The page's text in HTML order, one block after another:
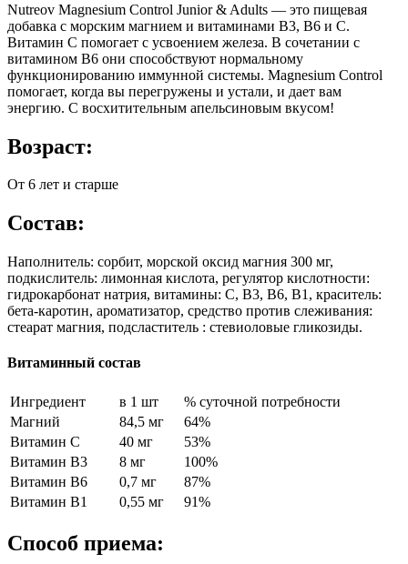
Nutreov Magnesium Control Junior & Adults — это пищевая
добавка с морским магнием и витаминами B3, B6 и C.
Витамин C помогает с усвоением железа. В сочетании с
витамином В6 они способствуют нормальному
функционированию иммунной системы. Magnesium Control
помогает, когда вы перегружены и устали, и дает вам
энергию. С восхитительным апельсиновым вкусом!
Возраст:
От 6 лет и старше
Состав:
Наполнитель: сорбит, морской оксид магния 300 мг,
подкислитель: лимонная кислота, регулятор кислотности:
гидрокарбонат натрия, витамины: С, В3, В6, В1, краситель:
бета-каротин, ароматизатор, средство против слеживания:
стеарат магния, подсластитель : стевиоловые гликозиды.
Витаминный состав
Ингредиент в 1 шт
% суточной потребности
Магний
84,5 мг
64%
Витамин С
40 мг
53%
Витамин В3
8 мг
100%
Витамин В6
0,7 мг
87%
Витамин В1
0,55 мг 91%
Способ приема: